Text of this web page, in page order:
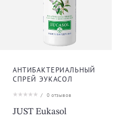
АНТИБАКТЕРИАЛЬНЫЙ
СПРЕЙ ЭУКАСОЛ
/ 0 отзывов
JUST Eukasol